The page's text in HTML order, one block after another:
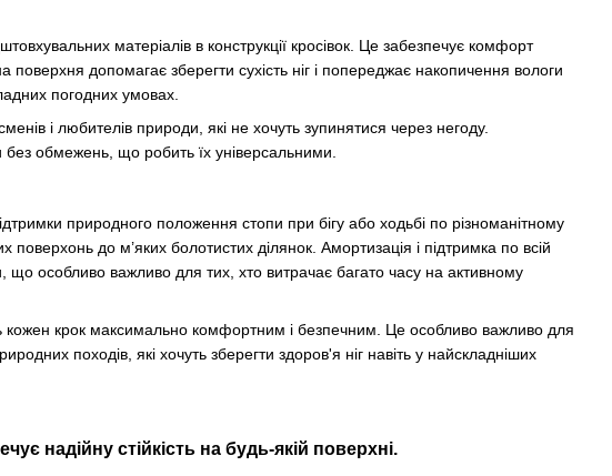
матеріалів в конструкції кросівок. Це забезпечує комфорт
допомагає зберегти сухість ніг і попереджає накопичення вологи
погодних умовах.
і любителів природи, які не хочуть зупинятися через негоду.
обмежень, що робить їх універсальними.
природного положення стопи при бігу або ходьбі по різноманітному
поверхонь до м’яких болотистих ділянок. Амортизація і підтримка по всій
особливо важливо для тих, хто витрачає багато часу на активному
кожен крок максимально комфортним і безпечним. Це особливо важливо для
походів, які хочуть зберегти здоров'я ніг навіть у найскладніших
надійну стійкість на будь-якій поверхні.